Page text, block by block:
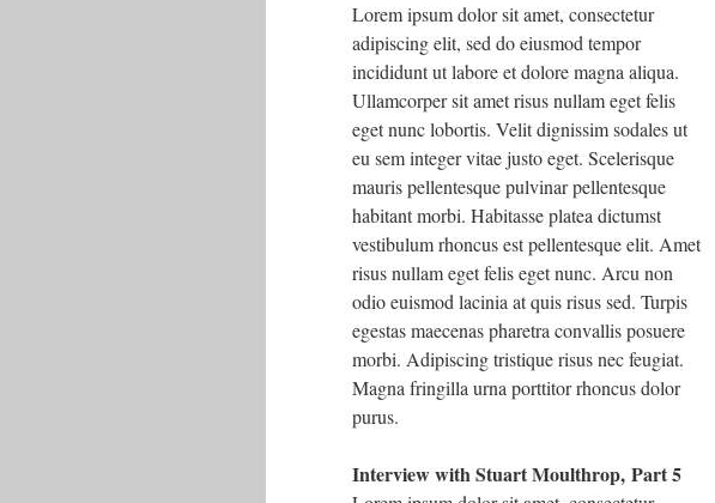
Lorem ipsum dolor sit amet, consectetur
adipiscing elit, sed do eiusmod tempor
incididunt ut labore et dolore magna aliqua.
Ullamcorper sit amet risus nullam eget felis
eget nunc lobortis. Velit dignissim sodales ut
eu sem integer vitae justo eget. Scelerisque
mauris pellentesque pulvinar pellentesque
habitant morbi. Habitasse platea dictumst
vestibulum rhoncus est pellentesque elit. Amet
risus nullam eget felis eget nunc. Arcu non
odio euismod lacinia at quis risus sed. Turpis
egestas maecenas pharetra convallis posuere
morbi. Adipiscing tristique risus nec feugiat.
Magna fringilla urna porttitor rhoncus dolor
purus.
Interview with Stuart Moulthrop, Part 5